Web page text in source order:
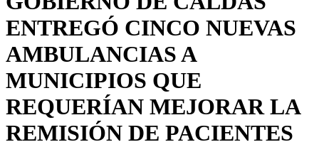
ENTREGÓ CINCO NUEVAS
AMBULANCIAS A
MUNICIPIOS QUE
REQUERÍAN MEJORAR LA
REMISIÓN DE PACIENTES